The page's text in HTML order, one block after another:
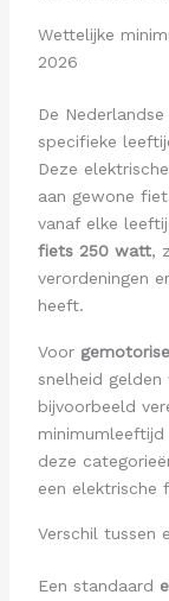
Wettelijke
2026
De Nederlandse
specifieke
Deze
aan gewone
vanaf elke
fiets 250 watt,
verordeningen
heeft.
Voor
snelheid
bijvoorbeeld
minimumleeftijd
deze
een elektrische
Verschil tussen
Een standaard